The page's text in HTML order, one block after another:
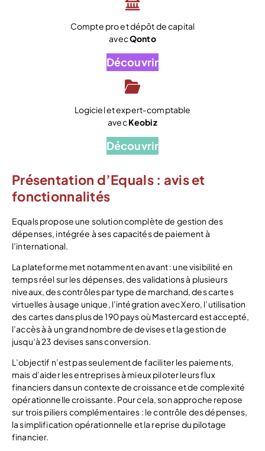
Compte pro et dépôt de capital
avecQonto
Découvrir
Logiciel et expert-comptable
avecKeobiz
Découvrir
Présentation d’Equals : avis et
fonctionnalités
Equals propose une solution complète de gestion des
dépenses, intégrée à ses capacités de paiement à
l’international.
La plateforme met notamment en avant : une visibilité en
temps réel sur les dépenses, des validations à plusieurs
niveaux, des contrôles par type de marchand, des cartes
virtuelles à usage unique, l’intégration avec Xero, l’utilisation
des cartes dans plus de 190 pays où Mastercard est accepté,
l’accès à à un grand nombre de devises et la gestion de
jusqu’à 23 devises sans conversion.
L’objectif n’est pas seulement de faciliter les paiements,
mais d’aider les entreprises à mieux piloter leurs flux
financiers dans un contexte de croissance et de complexité
opérationnelle croissante. Pour cela, son approche repose
sur trois piliers complémentaires : le contrôle des dépenses,
la simplification opérationnelle et la reprise du pilotage
financier.